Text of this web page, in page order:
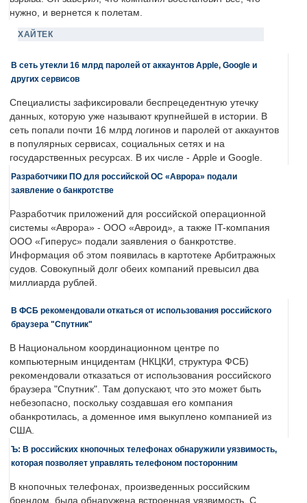
нужно, и вернется к полетам.
ХАЙТЕК
В сеть утекли 16 млрд паролей от аккаунтов Apple, Google и
других сервисов
Специалисты зафиксировали беспрецедентную утечку
данных, которую уже называют крупнейшей в истории. В
сеть попали почти 16 млрд логинов и паролей от аккаунтов
в популярных сервисах, социальных сетях и на
государственных ресурсах. В их числе - Apple и Google.
Разработчики ПО для российской ОС «Аврора» подали
заявление о банкротстве
Разработчик приложений для российской операционной
системы «Аврора» - ООО «Авроид», а также IT-компания
ООО «Гиперус» подали заявления о банкротстве.
Информация об этом появилась в картотеке Арбитражных
судов. Совокупный долг обеих компаний превысил два
миллиарда рублей.
В ФСБ рекомендовали откаться от использования российского
браузера "Спутник"
В Национальном координационном центре по
компьютерным инцидентам (НКЦКИ, структура ФСБ)
рекомендовали отказаться от использования российского
браузера "Спутник". Там допускают, что это может быть
небезопасно, поскольку создавшая его компания
обанкротилась, а доменное имя выкуплено компанией из
США.
Ъ: В российских кнопочных телефонах обнаружили уязвимость,
которая позволяет управлять телефоном посторонним
В кнопочных телефонах, произведенных российским
брендом, была обнаружена встроенная уязвимость. С